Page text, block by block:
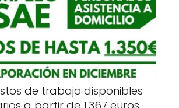
de trabajo disponibles